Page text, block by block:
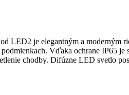
od LED2 je elegantným a moderným
Vďaka ochrane IP65 je
chodby. Difúzne LED svetlo